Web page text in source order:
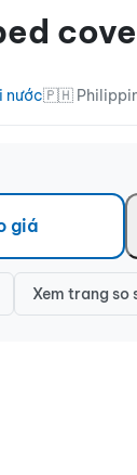
nước🇵🇭
giá
Xem trang so